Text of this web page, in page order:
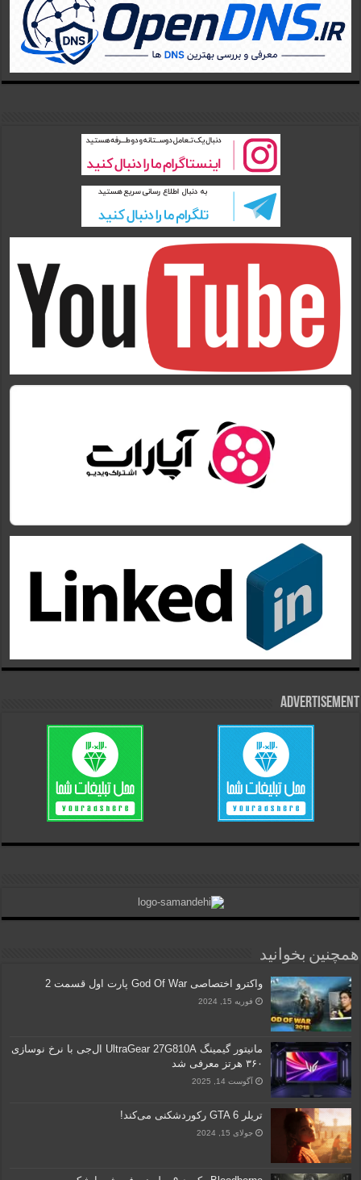
Advertisement
همچنین بخوانید
واکترو اختصاصی God Of War پارت اول قسمت 2
فوریه 15, 2024
مانیتور گیمینگ UltraGear 27G810A ال‌جی با نرخ نوسازی
۳۶۰ هرتز معرفی شد
آگوست 14, 2025
تریلر GTA 6 رکوردشکنی می‌کند!
جولای 15, 2024